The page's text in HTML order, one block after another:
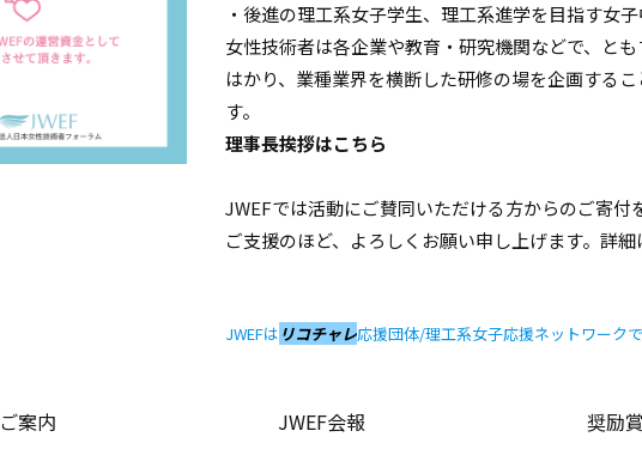
・後進の理工系女子学生、理工系進学を目指す女
女性技術者は各企業や教育・研究機関などで、と
はかり、業種業界を横断した研修の場を企画する
す。
理事長挨拶はこちら
JWEFでは活動にご賛同いただける方からのご寄付
ご支援のほど、よろしくお願い申し上げます。
JWEFは リコチャレ応援団体/理工系女子応援ネットワークで
ご案内 JWEF会報 奨励賞